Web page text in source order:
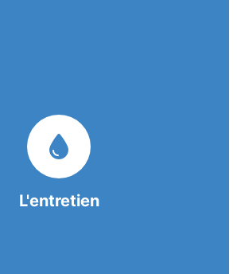
L'entretien
une prestation de nettoyage de
qualité.